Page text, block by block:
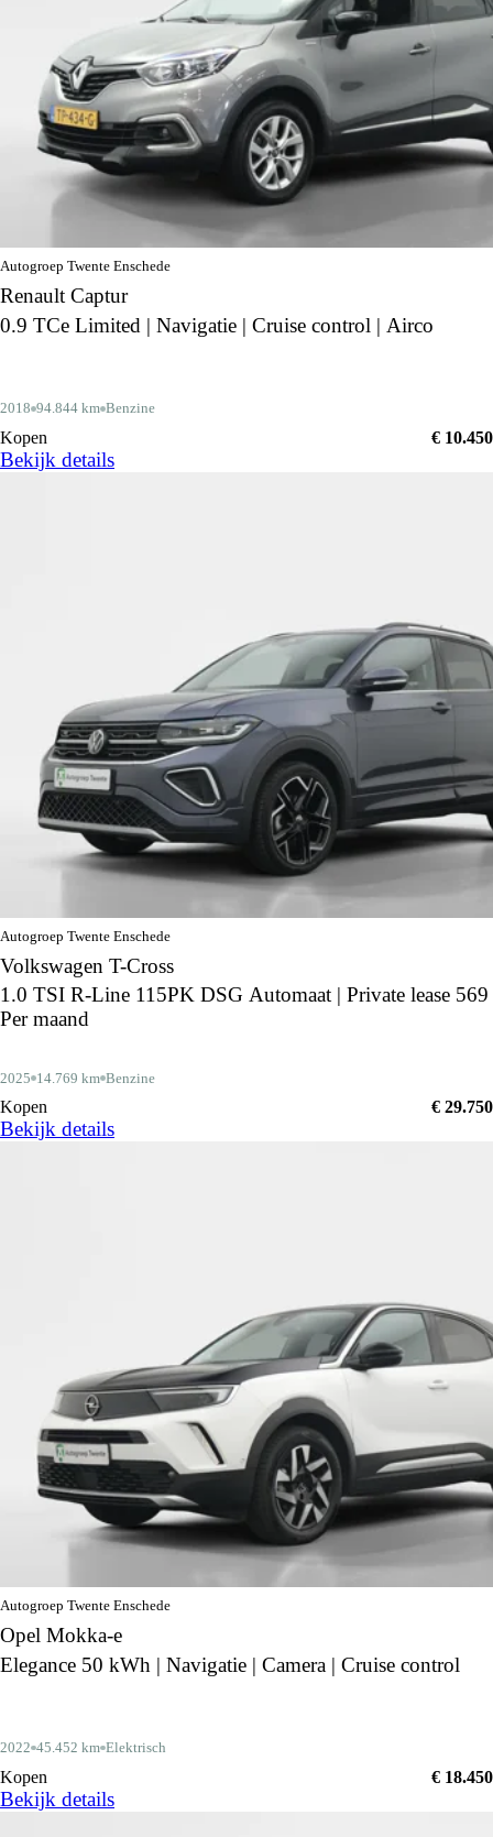
Autogroep Twente Enschede
Renault Captur
0.9 TCe Limited | Navigatie | Cruise control | Airco
2018 94.844 km Benzine
Kopen € 10.450
Bekijk details
Autogroep Twente Enschede
Volkswagen T-Cross
1.0 TSI R-Line 115PK DSG Automaat | Private lease 569
Per maand
2025 14.769 km Benzine
Kopen € 29.750
Bekijk details
Autogroep Twente Enschede
Opel Mokka-e
Elegance 50 kWh | Navigatie | Camera | Cruise control
2022 45.452 km Elektrisch
Kopen € 18.450
Bekijk details